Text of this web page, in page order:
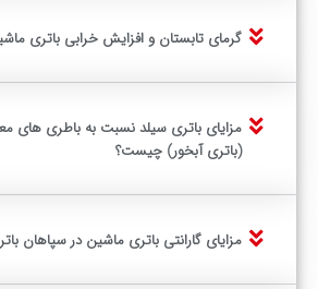
گرمای تابستان و افزایش خرابی باتری
مزایای باتری سیلد نسبت به باطری های
(باتری آبخور) چیست؟
مزایای گارانتی باتری ماشین در سپاهان